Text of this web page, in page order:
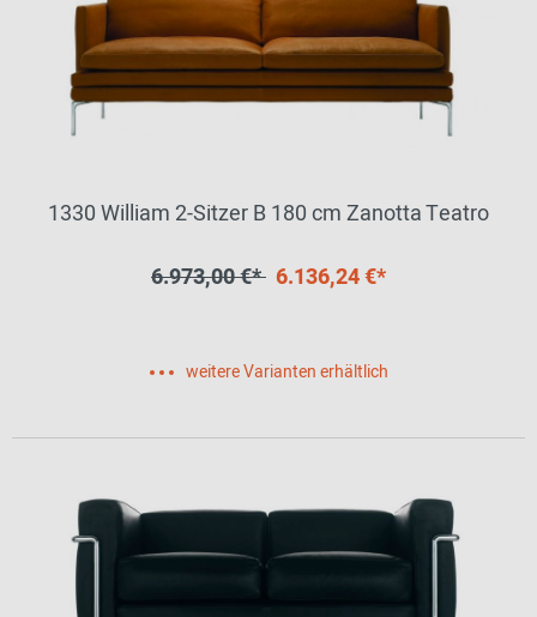
1330 William 2-Sitzer B 180 cm Zanotta Teatro
6.973,00 €* 6.136,24 €*
weitere Varianten erhältlich